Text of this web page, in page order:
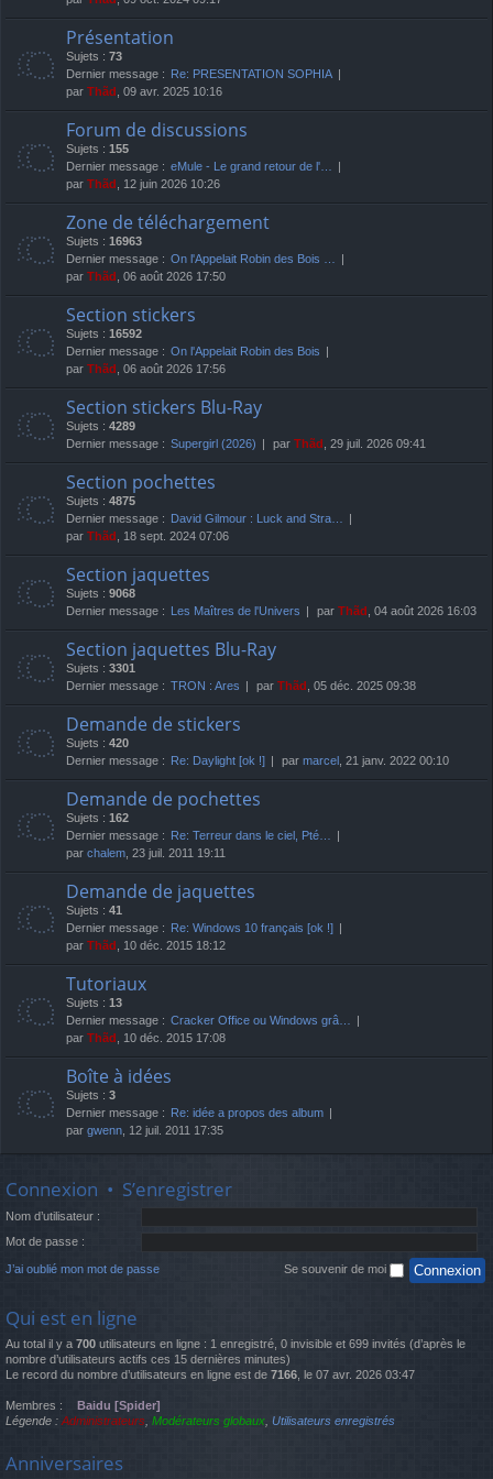
Présentation
Sujets : 73
Dernier message : Re: PRESENTATION SOPHIA
par Thãd , 09 avr. 2025 10:16
Forum de discussions
Sujets : 155
Dernier message : eMule - Le grand retour de l'…
par Thãd , 12 juin 2026 10:26
Zone de téléchargement
Sujets : 16963
Dernier message : On l'Appelait Robin des Bois …
par Thãd , 06 août 2026 17:50
Section stickers
Sujets : 16592
Dernier message : On l'Appelait Robin des Bois
par Thãd , 06 août 2026 17:56
Section stickers Blu-Ray
Sujets : 4289
Dernier message : Supergirl (2026) par Thãd , 29 juil. 2026 09:41
Section pochettes
Sujets : 4875
Dernier message : David Gilmour : Luck and Stra…
par Thãd , 18 sept. 2024 07:06
Section jaquettes
Sujets : 9068
Dernier message : Les Maîtres de l'Univers par Thãd , 04 août 2026 16:03
Section jaquettes Blu-Ray
Sujets : 3301
Dernier message : TRON : Ares par Thãd , 05 déc. 2025 09:38
Demande de stickers
Sujets : 420
Dernier message : Re: Daylight [ok !] par marcel , 21 janv. 2022 00:10
Demande de pochettes
Sujets : 162
Dernier message : Re: Terreur dans le ciel, Pté…
par chalem , 23 juil. 2011 19:11
Demande de jaquettes
Sujets : 41
Dernier message : Re: Windows 10 français [ok !]
par Thãd , 10 déc. 2015 18:12
Tutoriaux
Sujets : 13
Dernier message : Cracker Office ou Windows grâ…
par Thãd , 10 déc. 2015 17:08
Boîte à idées
Sujets : 3
Dernier message : Re: idée a propos des album
par gwenn , 12 juil. 2011 17:35
Connexion • S’enregistrer
Nom d’utilisateur :
Mot de passe :
J’ai oublié mon mot de passe Se souvenir de moi
Qui est en ligne
Au total il y a 700 utilisateurs en ligne : 1 enregistré, 0 invisible et 699 invités (d’après le
nombre d’utilisateurs actifs ces 15 dernières minutes)
Le record du nombre d’utilisateurs en ligne est de 7166 , le 07 avr. 2026 03:47
Membres :
Baidu [Spider]
Légende : Administrateurs Modérateurs globaux Utilisateurs enregistrés
Anniversaires